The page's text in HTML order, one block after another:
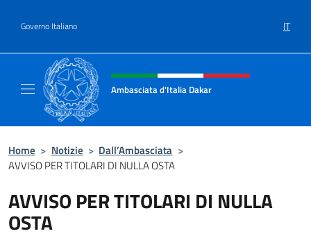
Governo Italiano IT
Intestazione sito, social e menù
Ambasciata d'Italia Dakar
Home > Notizie > Dall’Ambasciata >
AVVISO PER TITOLARI DI NULLA OSTA
AVVISO PER TITOLARI DI NULLA
OSTA